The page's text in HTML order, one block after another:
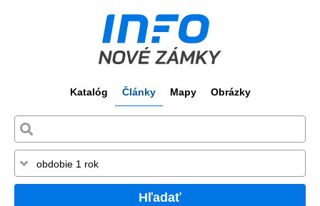
Katalóg Články Mapy Obrázky
Hľadať